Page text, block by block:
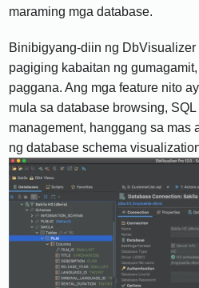
maraming mga database.
Binibigyang-diin ng
pagiging kabaitan ng
paggana. Ang mga feature nito
mula sa database browsing,
management, hanggang sa mas
ng database schema